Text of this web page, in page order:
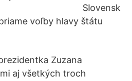
Slovensk
voľby hlavy štátu
Zuzana
aj všetkých troch